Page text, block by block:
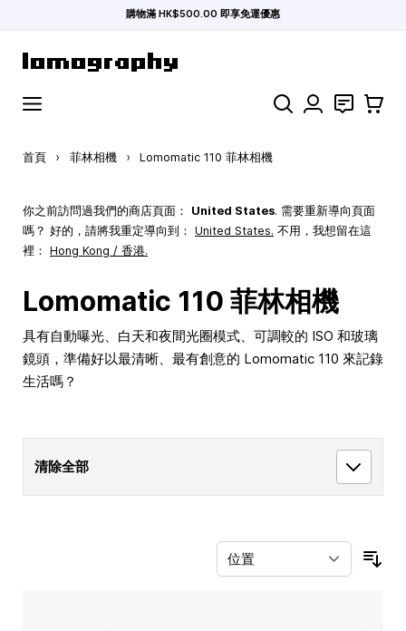
購物滿 HK$500.00 即享免運優惠
搜索 聯絡 購物車
首頁 › 菲林相機 › Lomomatic 110 菲林相機
你之前訪問過我們的商店頁面： United States. 需要重新導向頁面
嗎？ 好的，請將我重定導向到： United States. 不用，我想留在這
裡： Hong Kong / 香港.
Lomomatic 110 菲林相機
具有自動曝光、白天和夜間光圈模式、可調較的 ISO 和玻璃
鏡頭，準備好以最清晰、最有創意的 Lomomatic 110 來記錄
生活嗎？
清除全部